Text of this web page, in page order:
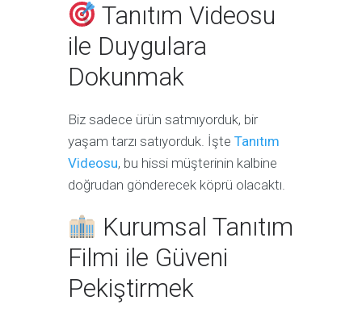
Tanıtım Videosu
ile Duygulara
Dokunmak
Biz sadece ürün satmıyorduk, bir
yaşam tarzı satıyorduk. İşte Tanıtım
Videosu, bu hissi müşterinin kalbine
doğrudan gönderecek köprü olacaktı.
Kurumsal Tanıtım
Filmi ile Güveni
Pekiştirmek